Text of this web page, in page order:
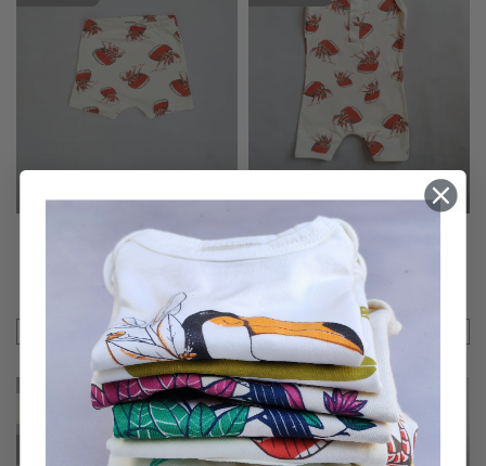
Short Cangrejos
3,500.00 2,500.00
Seleccionar Opciones
6 cuotas sin interés de$416.67
Enterito Cangrejos
6,000.00 $4,500.00
Seleccionar Opciones
6 cuotas sin interés de
SIN STOCK